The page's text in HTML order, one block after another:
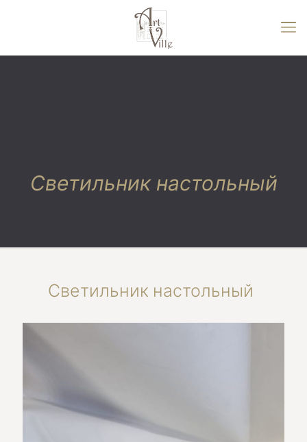
Светильник настольный
Светильник настольный